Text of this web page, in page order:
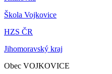
Škola Vojkovice
HZS ČR
Jihomoravský kraj
Obec VOJKOVICE